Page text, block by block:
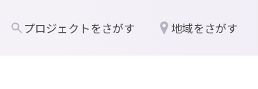
プロジェクトをさがす 地域をさがす